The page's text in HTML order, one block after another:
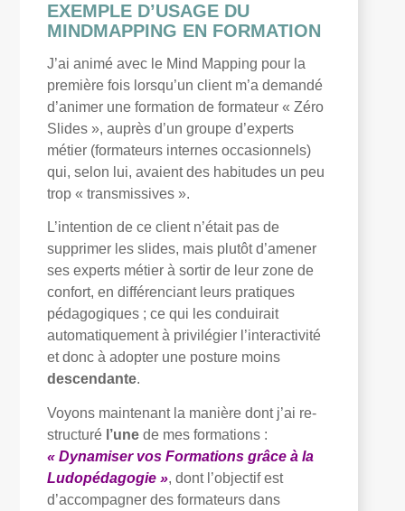
EXEMPLE D’USAGE DU
MINDMAPPING EN FORMATION
J’ai animé avec le Mind Mapping pour la
première fois lorsqu’un client m’a demandé
d’animer une formation de formateur « Zéro
Slides », auprès d’un groupe d’experts
métier (formateurs internes occasionnels)
qui, selon lui, avaient des habitudes un peu
trop « transmissives ».
L’intention de ce client n’était pas de
supprimer les slides, mais plutôt d’amener
ses experts métier à sortir de leur zone de
confort, en différenciant leurs pratiques
pédagogiques ; ce qui les conduirait
automatiquement à privilégier l’interactivité
et donc à adopter une posture moins
descendante.
Voyons maintenant la manière dont j’ai re-
structuré l’une de mes formations :
« Dynamiser vos Formations grâce à la
Ludopédagogie », dont l’objectif est
d’accompagner des formateurs dans